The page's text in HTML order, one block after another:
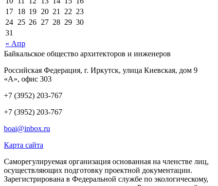
« Апр
17 18 19 20 21 22 23
24 25 26 27 28 29 30
31
Байкальское общество архитекторов и инженеров
Российская Федерация, г. Иркутск, улица Киевская, дом 9
«А», офис 303
+7 (3952) 203-767
+7 (3952) 203-767
boai@inbox.ru
Карта сайта
Саморегулируемая организация основанная на членстве лиц,
осуществляющих подготовку проектной документации.
Зарегистрирована в Федеральной службе по экологическому,